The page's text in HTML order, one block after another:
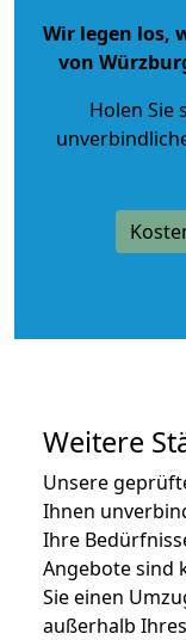
Wir legen los,
von
Holen Sie
Weitere
Unsere
Ihnen
Ihre
Angebote sind
Sie einen
außerhalb